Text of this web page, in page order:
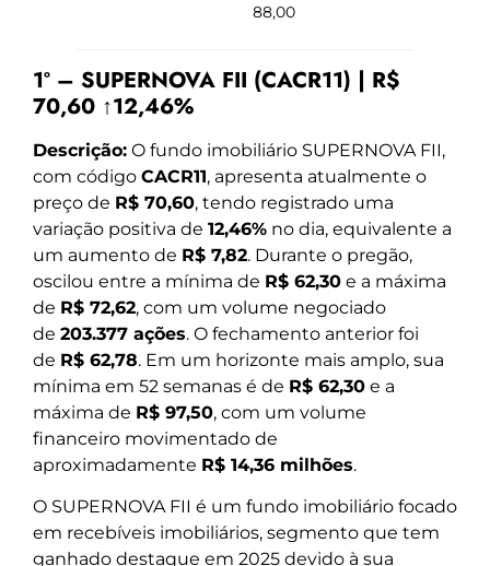
88,00
1º – SUPERNOVA FII (CACR11) | R$
70,60 ↑12,46%
Descrição: O fundo imobiliário SUPERNOVA FII,
com código CACR11, apresenta atualmente o
preço de R$ 70,60, tendo registrado uma
variação positiva de 12,46% no dia, equivalente a
um aumento de R$ 7,82. Durante o pregão,
oscilou entre a mínima de R$ 62,30 e a máxima
de R$ 72,62, com um volume negociado
de 203.377 ações. O fechamento anterior foi
de R$ 62,78. Em um horizonte mais amplo, sua
mínima em 52 semanas é de R$ 62,30 e a
máxima de R$ 97,50, com um volume
financeiro movimentado de
aproximadamente R$ 14,36 milhões.
O SUPERNOVA FII é um fundo imobiliário focado
em recebíveis imobiliários, segmento que tem
ganhado destaque em 2025 devido à sua